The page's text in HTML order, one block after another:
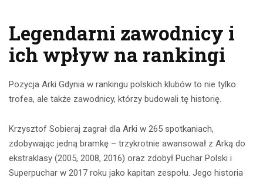
Legendarni zawodnicy i
ich wpływ na rankingi
Pozycja Arki Gdynia w rankingu polskich klubów to nie tylko
trofea, ale także zawodnicy, którzy budowali tę historię.
Krzysztof Sobieraj zagrał dla Arki w 265 spotkaniach,
zdobywając jedną bramkę – trzykrotnie awansował z Arką do
ekstraklasy (2005, 2008, 2016) oraz zdobył Puchar Polski i
Superpuchar w 2017 roku jako kapitan zespołu. Jego historia